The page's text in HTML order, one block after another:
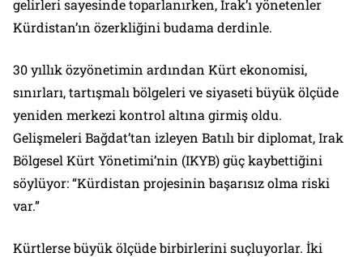
gelirleri sayesinde toparlanırken, Irak’ı yönetenler
Kürdistan’ın özerkliğini budama derdinle.
30 yıllık özyönetimin ardından Kürt ekonomisi,
sınırları, tartışmalı bölgeleri ve siyaseti büyük ölçüde
yeniden merkezi kontrol altına girmiş oldu.
Gelişmeleri Bağdat’tan izleyen Batılı bir diplomat, Irak
Bölgesel Kürt Yönetimi’nin (IKYB) güç kaybettiğini
söylüyor: “Kürdistan projesinin başarısız olma riski
var.”
Kürtlerse büyük ölçüde birbirlerini suçluyorlar. İki